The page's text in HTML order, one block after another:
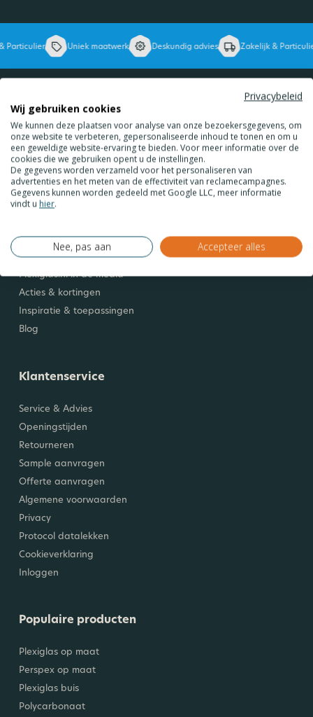
Particulier Uniek maatwerk Deskundig advies Zakelijk &
Over Plexiglas.nl
Over ons
Bedrijfsgegevens
Veelgestelde vragen
Plexiglas.nl & duurzaamheid
Technische informatie
Werken bij Plexiglas.nl
Plexiglas.nl in de media
Acties & kortingen
Inspiratie & toepassingen
Blog
Klantenservice
Service & Advies
Openingstijden
Retourneren
Sample aanvragen
Offerte aanvragen
Algemene voorwaarden
Privacy
Protocol datalekken
Cookieverklaring
Inloggen
Populaire producten
Plexiglas op maat
Perspex op maat
Plexiglas buis
Polycarbonaat
Privacybeleid
Wij gebruiken cookies
We kunnen deze plaatsen voor analyse van onze bezoekersgegevens, om
onze website te verbeteren, gepersonaliseerde inhoud te tonen en om u
een geweldige website-ervaring te bieden. Voor meer informatie over de
cookies die we gebruiken opent u de instellingen.
De gegevens worden verzameld voor het personaliseren van
advertenties en het meten van de effectiviteit van reclamecampagnes.
Gegevens kunnen worden gedeeld met Google LLC, meer informatie
vindt u hier.
Nee, pas aan Accepteer alles